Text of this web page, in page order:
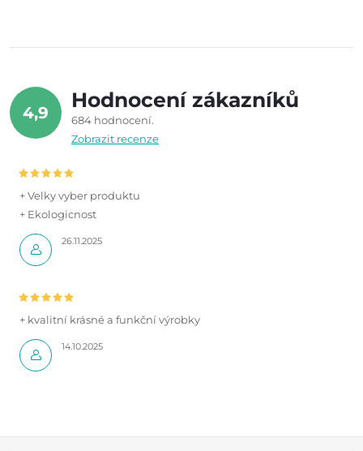
4,9
Hodnocení zákazníků
684 hodnocení
Zobrazit recenze
26.11.2025
+ Velky vyber produktu
+ Ekologicnost
14.10.2025
+ kvalitní krásné a funkční výrobky